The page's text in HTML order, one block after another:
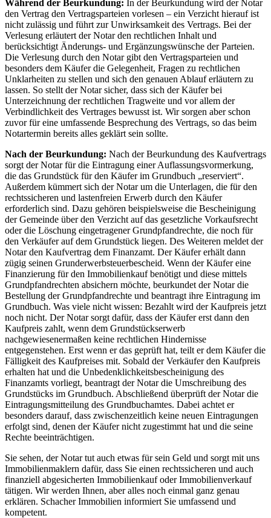
Während der Beurkundung: In der Beurkundung wird der Notar
den Vertrag den Vertragsparteien vorlesen – ein Verzicht hierauf ist
nicht zulässig und führt zur Unwirksamkeit des Vertrags. Bei der
Verlesung erläutert der Notar den rechtlichen Inhalt und
berücksichtigt Änderungs- und Ergänzungswünsche der Parteien.
Die Verlesung durch den Notar gibt den Vertragsparteien und
besonders dem Käufer die Gelegenheit, Fragen zu rechtlichen
Unklarheiten zu stellen und sich den genauen Ablauf erläutern zu
lassen. So stellt der Notar sicher, dass sich der Käufer bei
Unterzeichnung der rechtlichen Tragweite und vor allem der
Verbindlichkeit des Vertrages bewusst ist. Wir sorgen aber schon
zuvor für eine umfassende Besprechung des Vertrags, so das beim
Notartermin bereits alles geklärt sein sollte.
Nach der Beurkundung: Nach der Beurkundung des Kaufvertrags
sorgt der Notar für die Eintragung einer Auflassungsvormerkung,
die das Grundstück für den Käufer im Grundbuch „reserviert“.
Außerdem kümmert sich der Notar um die Unterlagen, die für den
rechtssicheren und lastenfreien Erwerb durch den Käufer
erforderlich sind. Dazu gehören beispielsweise die Bescheinigung
der Gemeinde über den Verzicht auf das gesetzliche Vorkaufsrecht
oder die Löschung eingetragener Grundpfandrechte, die noch für
den Verkäufer auf dem Grundstück liegen. Des Weiteren meldet der
Notar den Kaufvertrag dem Finanzamt. Der Käufer erhält dann
zügig seinen Grunderwerbsteuerbescheid. Wenn der Käufer eine
Finanzierung für den Immobilienkauf benötigt und diese mittels
Grundpfandrechten absichern möchte, beurkundet der Notar die
Bestellung der Grundpfandrechte und beantragt ihre Eintragung im
Grundbuch. Was viele nicht wissen: Bezahlt wird der Kaufpreis jetzt
noch nicht. Der Notar sorgt dafür, dass der Käufer erst dann den
Kaufpreis zahlt, wenn dem Grundstückserwerb
nachgewiesenermaßen keine rechtlichen Hindernisse
entgegenstehen. Erst wenn er das geprüft hat, teilt er dem Käufer die
Fälligkeit des Kaufpreises mit. Sobald der Verkäufer den Kaufpreis
erhalten hat und die Unbedenklichkeitsbescheinigung des
Finanzamts vorliegt, beantragt der Notar die Umschreibung des
Grundstücks im Grundbuch. Abschließend überprüft der Notar die
Eintragungsmitteilung des Grundbuchamtes. Dabei achtet er
besonders darauf, dass zwischenzeitlich keine neuen Eintragungen
erfolgt sind, denen der Käufer nicht zugestimmt hat und die seine
Rechte beeinträchtigen.
Sie sehen, der Notar tut auch etwas für sein Geld und sorgt mit uns
Immobilienmaklern dafür, dass Sie einen rechtssicheren und auch
finanziell abgesicherten Immobilienkauf oder Immobilienverkauf
tätigen. Wir werden Ihnen, aber alles noch einmal ganz genau
erklären. Schacher Immobilien informiert Sie umfassend und
kompetent.